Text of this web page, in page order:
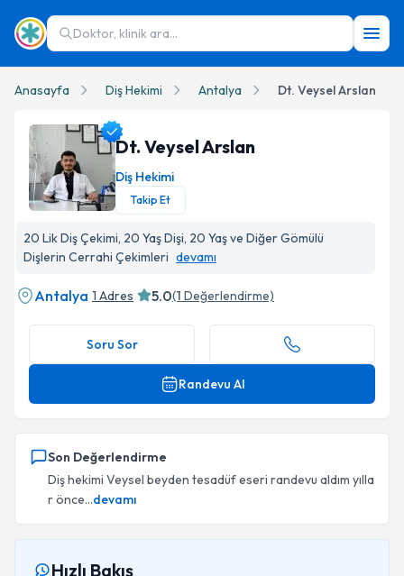
Doktor, klinik ara...
Anasayfa Diş Hekimi Antalya Dt. Veysel Arslan
Dt. Veysel Arslan
Diş Hekimi
Takip Et
20 Lik Diş Çekimi, 20 Yaş Dişi, 20 Yaş ve Diğer Gömülü
Dişlerin Cerrahi Çekimleri devamı
Antalya 1 Adres 5.0(1 Değerlendirme)
Soru Sor
Randevu Al
Son Değerlendirme
Diş hekimi Veysel beyden tesadüf eseri randevu aldım yılla
r önce...devamı
Hızlı Bakış